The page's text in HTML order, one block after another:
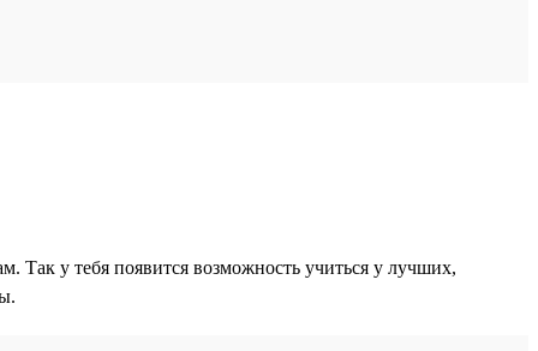
Так у тебя появится возможность учиться у лучших,